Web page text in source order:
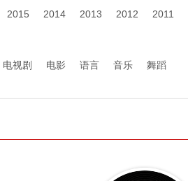
2015 2014 2013 2012 2011
电视剧 电影 语言 音乐 舞蹈